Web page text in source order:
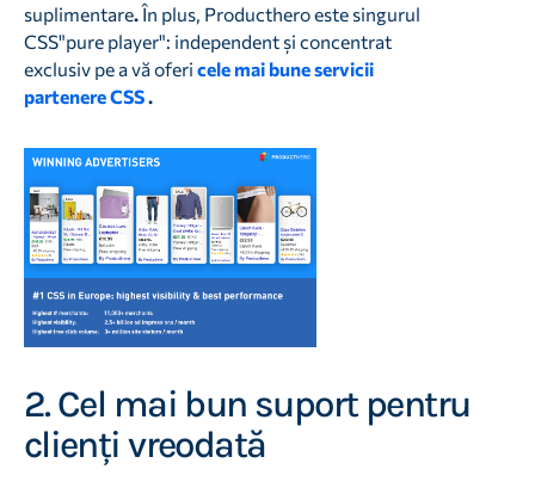
suplimentare.În plus, Producthero este singurul
CSS"pure player": independent și concentrat
exclusiv pe a vă oferi cele mai bune servicii
partenere CSS.
2. Cel mai bun suport pentru
clienți vreodată